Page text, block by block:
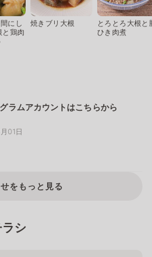
にし
と鶏肉
焼きブリ大根
とろとろ大根と
ひき肉煮
ラムアカウントはこちらから
01日
をもっと見る
シ